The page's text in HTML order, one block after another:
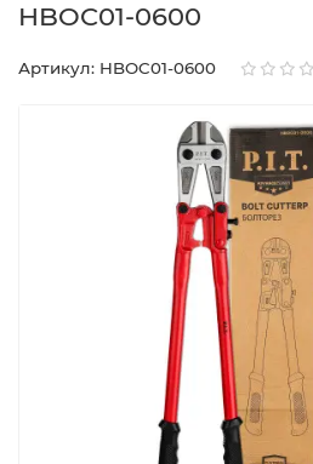
HBOC01-0600
Артикул: HBOC01-0600